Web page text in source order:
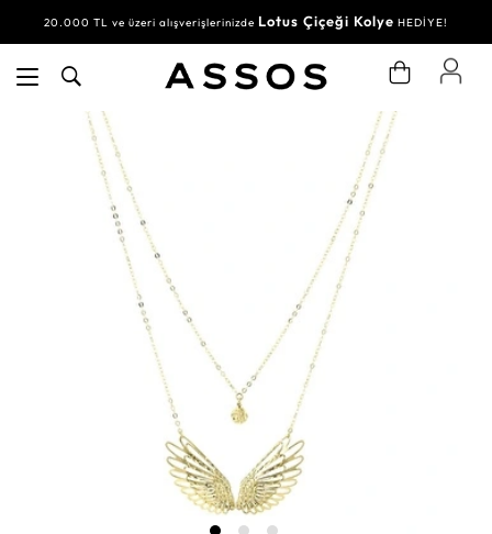
20.000 TL ve üzeri alışverişlerinizde Lotus Çiçeği Kolye HEDİYE!